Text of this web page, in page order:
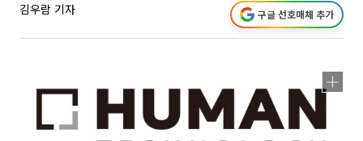
김우람 기자 구글 선호매체 추가